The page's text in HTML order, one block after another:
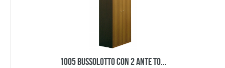
1005 BUSSOLOTTO CON 2 ANTE TO...